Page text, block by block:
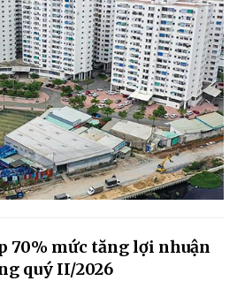
70% mức tăng lợi nhuận
quý II/2026